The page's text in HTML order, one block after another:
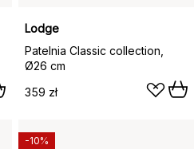
Lodge
Patelnia Classic collection,
Ø26 cm
359 zł
-10%